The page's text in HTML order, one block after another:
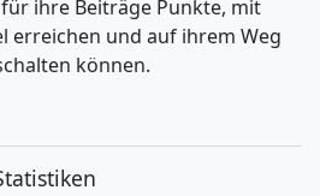
ihre Beiträge Punkte, mit
erreichen und auf ihrem Weg
können.